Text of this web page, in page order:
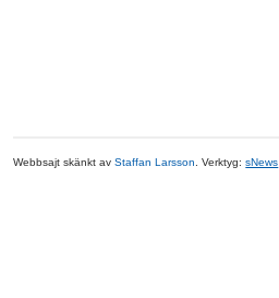
Webbsajt skänkt avStaffan Larsson. Verktyg:sNews